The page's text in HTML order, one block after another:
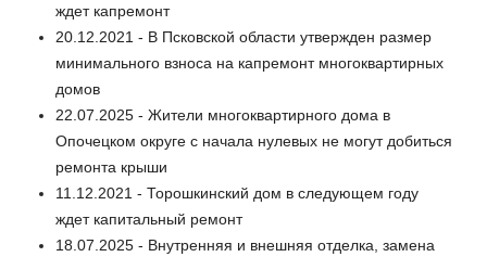
ждет капремонт
20.12.2021 - В Псковской области утвержден размер
минимального взноса на капремонт многоквартирных
домов
22.07.2025 - Жители многоквартирного дома в
Опочецком округе с начала нулевых не могут добиться
ремонта крыши
11.12.2021 - Торошкинский дом в следующем году
ждет капитальный ремонт
18.07.2025 - Внутренняя и внешняя отделка, замена